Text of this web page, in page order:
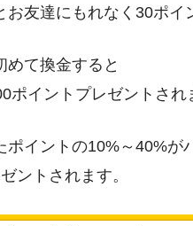
お友達にもれなく30ポイ
めて換金すると
ポイントプレゼントされ
ポイントの10%～40%が
ントされます。